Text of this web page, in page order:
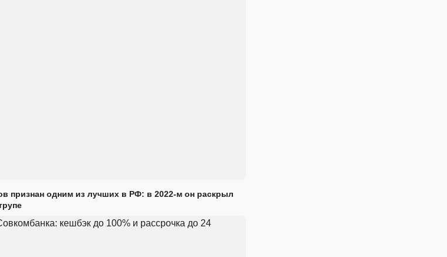
признан одним из лучших в РФ: в 2022-м он раскрыл